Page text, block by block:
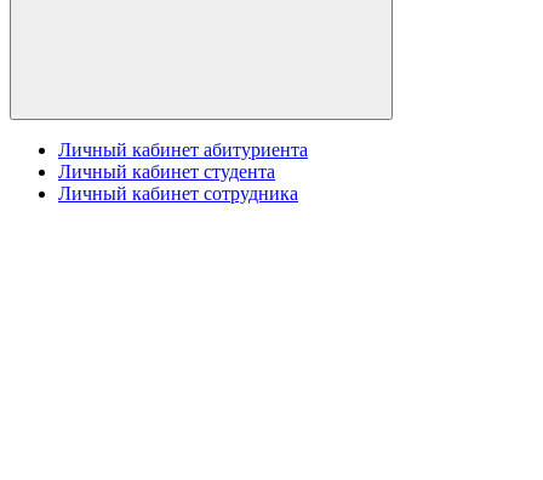
Личный кабинет абитуриента
Личный кабинет студента
Личный кабинет сотрудника